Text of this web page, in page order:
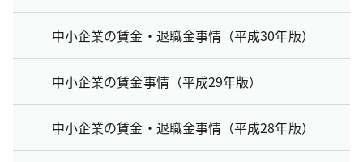
中小企業の賃金・退職金事情（平成30年版）
中小企業の賃金事情（平成29年版）
中小企業の賃金・退職金事情（平成28年版）